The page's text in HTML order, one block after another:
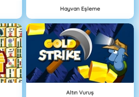
Hayvan Eşleme
Altın Vuruş